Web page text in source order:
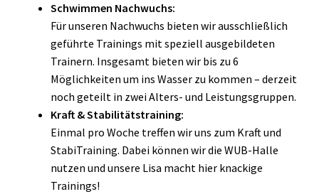
Schwimmen Nachwuchs:
Für unseren Nachwuchs bieten wir ausschließlich
geführte Trainings mit speziell ausgebildeten
Trainern. Insgesamt bieten wir bis zu 6
Möglichkeiten um ins Wasser zu kommen – derzeit
noch geteilt in zwei Alters- und Leistungsgruppen.
Kraft & Stabilitätstraining:
Einmal pro Woche treffen wir uns zum Kraft und
StabiTraining. Dabei können wir die WUB-Halle
nutzen und unsere Lisa macht hier knackige
Trainings!